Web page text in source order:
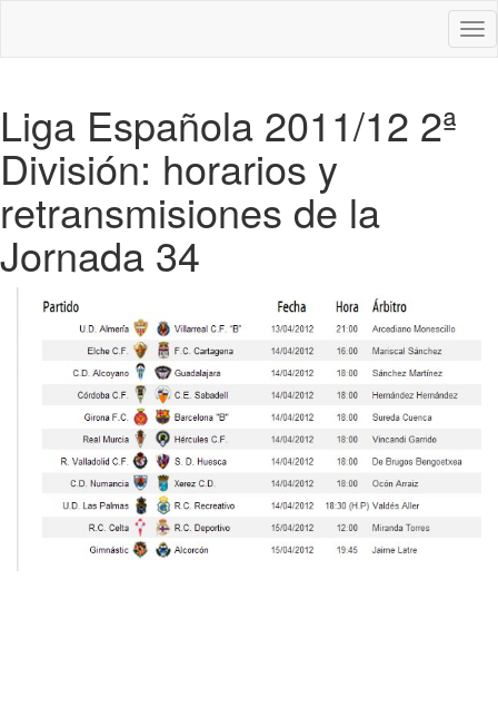
Liga Española 2011/12 2ª
División: horarios y
retransmisiones de la
Jornada 34